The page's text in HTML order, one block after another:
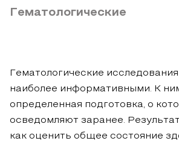
Гематологические
Гематологические
наиболее информативными. К
определенная подготовка, о
осведомляют заранее.
как оценить общее состояние